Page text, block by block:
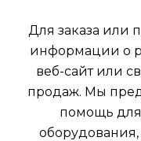
Для заказа или
информации о
веб-сайт или
продаж. Мы
помощь